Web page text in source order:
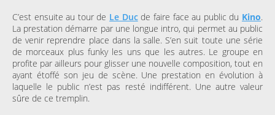
C’est ensuite au tour de Le Ducde faire face au public du Kino.
La prestation démarre par une longue intro, qui permet au public
de venir reprendre place dans la salle. S’en suit toute une série
de morceaux plus funky les uns que les autres. Le groupe en
profite par ailleurs pour glisser une nouvelle composition, tout en
ayant étoffé son jeu de scène. Une prestation en évolution à
laquelle le public n’est pas resté indifférent. Une autre valeur
sûre de ce tremplin.